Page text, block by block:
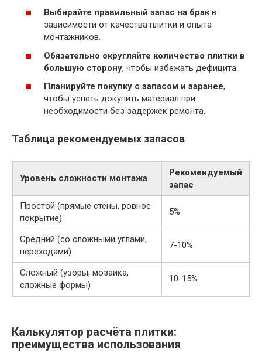
Выбирайте правильный запас на бракв
зависимости от качества плитки и опыта
монтажников.
Обязательно округляйте количество плитки в
большую сторону, чтобы избежать дефицита.
Планируйте покупку с запасом и заранее,
чтобы успеть докупить материал при
необходимости без задержек ремонта.
Таблица рекомендуемых запасов
Уровень сложности монтажа
Рекомендуемый
запас
Простой (прямые стены, ровное
покрытие)
5%
Средний (со сложными углами,
переходами)
7-10%
Сложный (узоры, мозаика,
сложные формы)
10-15%
Калькулятор расчёта плитки:
преимущества использования